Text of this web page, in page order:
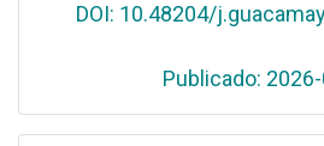
DOI: 10.48204/
Publicado: